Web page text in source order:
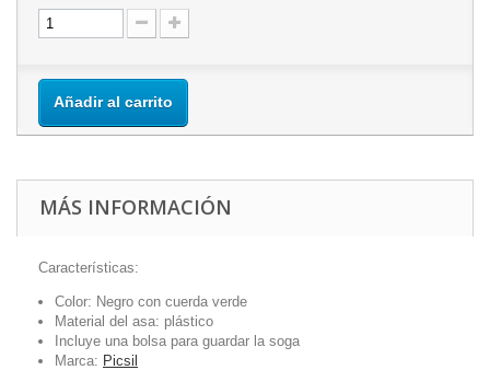
Añadir al carrito
MÁS INFORMACIÓN
Características:
Color: Negro con cuerda verde
Material del asa: plástico
Incluye una bolsa para guardar la soga
Marca: Picsil